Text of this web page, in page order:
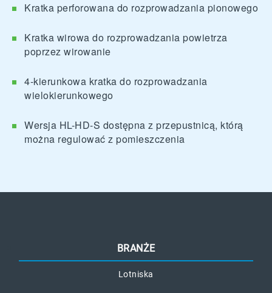
Kratka perforowana do rozprowadzania pionowego
Kratka wirowa do rozprowadzania powietrza
poprzez wirowanie
4-kierunkowa kratka do rozprowadzania
wielokierunkowego
Wersja HL-HD-S dostępna z przepustnicą, którą
można regulować z pomieszczenia
BRANŻE
Lotniska